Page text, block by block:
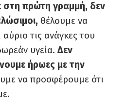
στη πρώτη γραμμή, δεν
θέλουμε να
τις ανάγκες του
υγεία. Δεν
ήρωες με την
να προσφέρουμε ότι